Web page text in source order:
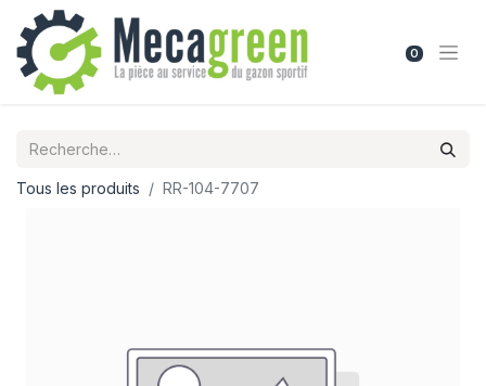
0
Tous les produits RR-104-7707